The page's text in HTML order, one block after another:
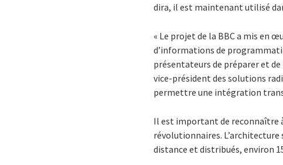
dira, il est maintenant utilisé
« Le projet de la BBC a mis en
d’informations de
présentateurs de préparer et de
vice-président des solutions
permettre une intégration
Il est important de reconnaître
révolutionnaires.
distance et distribués, environ